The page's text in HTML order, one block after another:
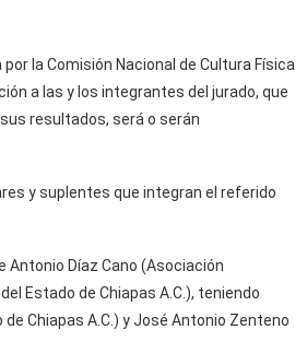
la Comisión Nacional de Cultura Física
a las y los integrantes del jurado, que
resultados, será o serán
y suplentes que integran el referido
Díaz Cano (Asociación
Estado de Chiapas A.C.), teniendo
Chiapas A.C.) y José Antonio Zenteno